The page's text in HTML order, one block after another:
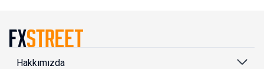
Hakkımızda